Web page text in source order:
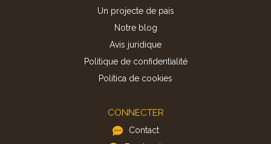
Un projecte de país
Notre blog
Avis juridique
Politique de confidentialité
Politica de cookies
CONNECTER
Contact